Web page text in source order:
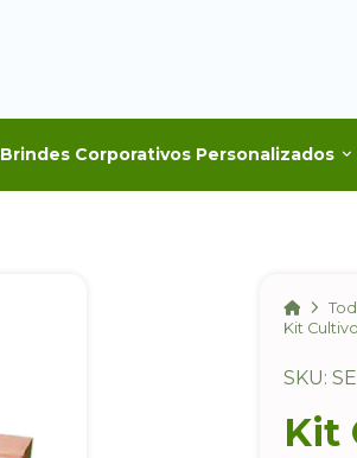
Brindes Corporativos Personalizados
Home
Kit
SKU:
Kit